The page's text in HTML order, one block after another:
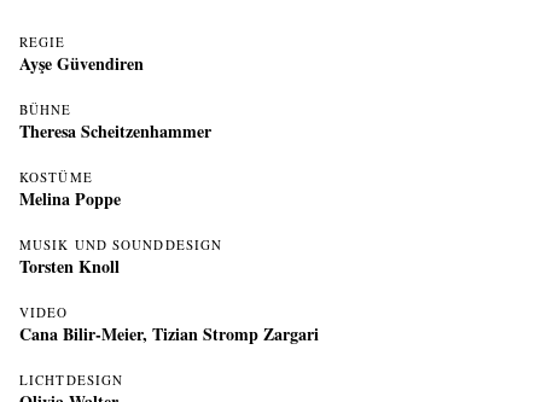
REGIE
Ayşe Güvendiren
BÜHNE
Theresa Scheitzenhammer
KOSTÜME
Melina Poppe
MUSIK UND SOUNDDESIGN
Torsten Knoll
VIDEO
Cana Bilir-Meier, Tizian Stromp Zargari
LICHTDESIGN